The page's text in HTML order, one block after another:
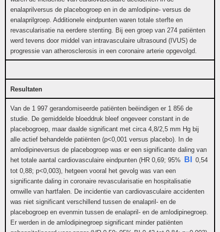
enalaprilversus de placebogroep en in de amlodipine- versus de
enalaprilgroep. Additionele eindpunten waren totale sterfte en
revascularisatie na eerdere stenting. Bij een groep van 274 patiënten
werd tevens door middel van intravasculaire ultrasound (IVUS) de
progressie van atherosclerosis in een coronaire arterie opgevolgd.
Resultaten
Van de 1 997 gerandomiseerde patiënten beëindigen er 1 856 de
studie. De gemiddelde bloeddruk bleef ongeveer constant in de
placebogroep, maar daalde significant met circa 4,8/2,5 mm Hg bij
alle actief behandelde patiënten (p<0,001 versus placebo). In de
amlodipineversus de placebogroep was er een significante daling van
het totale aantal cardiovasculaire eindpunten (HR 0,69; 95%
BI
0,54
tot 0,88; p<0,003), hetgeen vooral het gevolg was van een
significante daling in coronaire revascularisatie en hospitalisatie
omwille van hartfalen. De incidentie van cardiovasculaire accidenten
was niet significant verschillend tussen de enalapril- en de
placebogroep en evenmin tussen de enalapril- en de amlodipinegroep.
Er werden in de amlodipinegroep significant minder patiënten